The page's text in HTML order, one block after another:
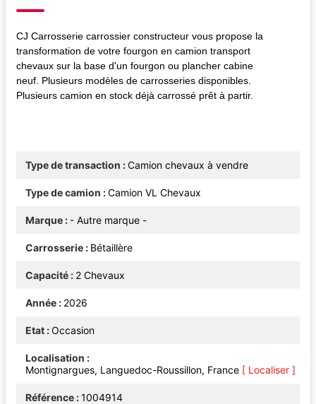
CJ Carrosserie carrossier constructeur vous propose la
transformation de votre fourgon en camion transport
chevaux sur la base d'un fourgon ou plancher cabine
neuf. Plusieurs modèles de carrosseries disponibles.
Plusieurs camion en stock déjà carrossé prêt à partir.
Type de transaction Camion chevaux à vendre
Type de camion Camion VL Chevaux
Marque - Autre marque -
Carrosserie Bétaillère
Capacité 2 Chevaux
Année 2026
Etat Occasion
Localisation
Montignargues, Languedoc-Roussillon, France [ Localiser ]
Référence 1004914